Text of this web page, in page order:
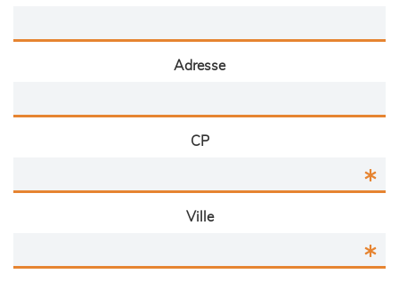
Adresse
CP
Ville